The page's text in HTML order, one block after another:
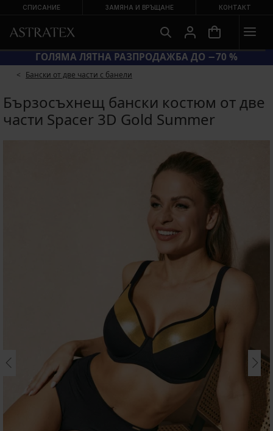
СПИСАНИЕ ЗАМЯНА И ВРЪЩАНЕ КОНТАКТ
SUN20 = ЕКСТРА −20 % НА НАМАЛЕНИ БАНСКИ
Бански от две части с банели
Бързосъхнещ бански костюм от две
части Spacer 3D Gold Summer